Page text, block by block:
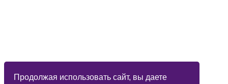
Продолжая использовать сайт, вы даете